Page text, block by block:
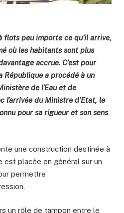
flots peu importe ce qu’il arrive,
où les habitants sont plus
accrue. C’est pour
République a procédé à un
de l’Eau et de
l’arrivée du Ministre d’Etat, le
pour sa rigueur et son sens
une construction destinée à
est placée en général sur un
permettre
un rôle de tampon entre le